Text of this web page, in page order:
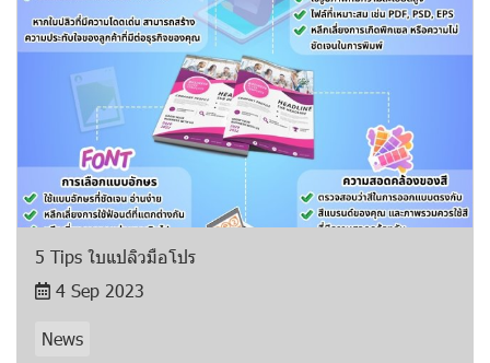
5 Tips ใบแปลิวมือโปร
4 Sep 2023
News